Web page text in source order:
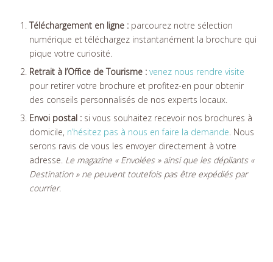
Téléchargement en ligne : parcourez notre sélection
numérique et téléchargez instantanément la brochure qui
pique votre curiosité.
Retrait à l’Office de Tourisme : venez nous rendre visite
pour retirer votre brochure et profitez-en pour obtenir
des conseils personnalisés de nos experts locaux.
Envoi postal : si vous souhaitez recevoir nos brochures à
domicile, n’hésitez pas à nous en faire la demande. Nous
serons ravis de vous les envoyer directement à votre
adresse. Le magazine « Envolées » ainsi que les dépliants «
Destination » ne peuvent toutefois pas être expédiés par
courrier.